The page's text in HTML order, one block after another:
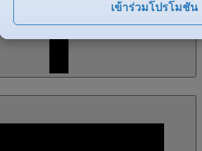
เข้าร่วมโปรโมชัน